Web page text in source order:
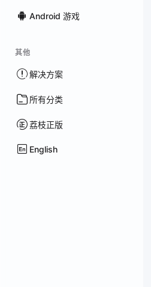
Android 游戏
其他
解决方案
所有分类
荔枝正版
English